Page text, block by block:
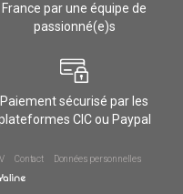
France par une équipe de
passionné(e)s
Paiement sécurisé par les
CIC ou Paypal
Contact
Données personnelles